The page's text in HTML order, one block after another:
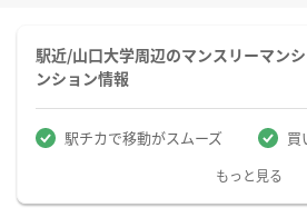
駅近/山口大学周辺のマンスリーマン
ンション情報
駅チカで移動がスムーズ 買
もっと見る